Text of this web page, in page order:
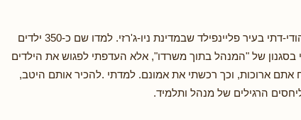
בשנת תשכ"ט כיהנתי כמנהל בית ספר יהודי-דתי בעיר פליינפילד שבמדינת ניו-ג'רזי. למדו שם כ-350 ילדים
בסגנון של "המנהל בתוך משרדו", אלא העדפתי לפגוש את הילדים
אתם ארוכות, וכך רכשתי את אמונם. למדתי .להכיר אותם היטב,
הרגילים של מנהל ותלמיד.